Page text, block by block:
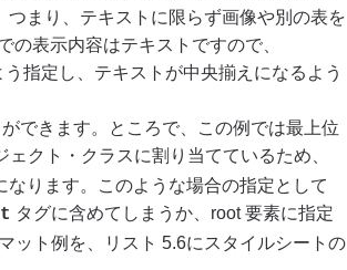
まり、テキストに限らず画像や別の表を
表示内容はテキストですので、
指定し、テキストが中央揃えになるよう
できます。ところで、この例では最上位
クト・クラスに割り当てているため、
ります。このような場合の指定として
タグに含めてしまうか、root 要素に指定
ット例を、リスト 5.6にスタイルシートの